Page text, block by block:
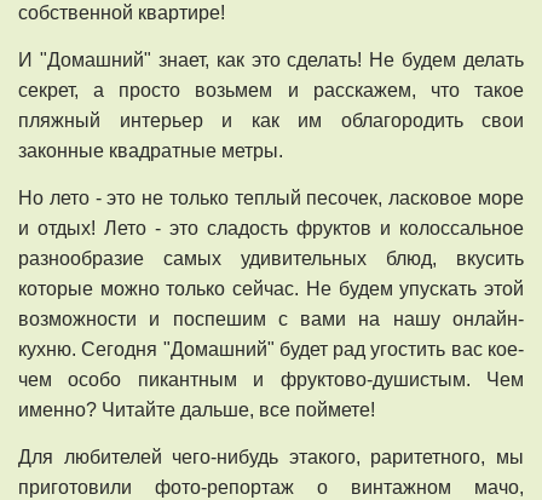
собственной квартире!
И "Домашний" знает, как это сделать! Не будем делать
секрет, а просто возьмем и расскажем, что такое
пляжный интерьер и как им облагородить свои
законные квадратные метры.
Но лето - это не только теплый песочек, ласковое море
и отдых! Лето - это сладость фруктов и колоссальное
разнообразие самых удивительных блюд, вкусить
которые можно только сейчас. Не будем упускать этой
возможности и поспешим с вами на нашу онлайн-
кухню. Сегодня "Домашний" будет рад угостить вас кое-
чем особо пикантным и фруктово-душистым. Чем
именно? Читайте дальше, все поймете!
Для любителей чего-нибудь этакого, раритетного, мы
приготовили фото-репортаж о винтажном мачо,